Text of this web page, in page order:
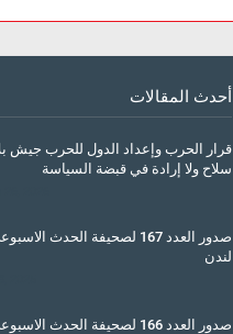
أحدث المقالات
قرار الحرب وإعداد الدول للحرب جيش
سلاح ولا إرادة في قبضة السياسة
صدور العدد 167 لصحيفة الحدث
لندن
صدور العدد 166 لصحيفة الحدث